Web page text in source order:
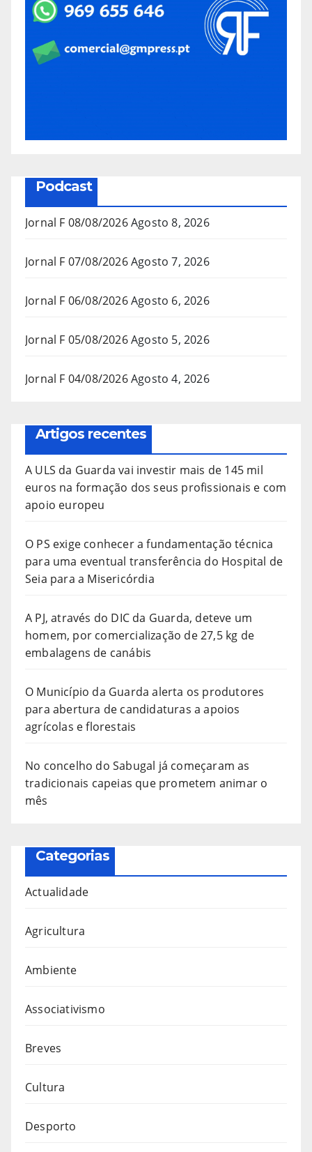
Podcast
Jornal F 08/08/2026Agosto 8, 2026
Jornal F 07/08/2026Agosto 7, 2026
Jornal F 06/08/2026Agosto 6, 2026
Jornal F 05/08/2026Agosto 5, 2026
Jornal F 04/08/2026Agosto 4, 2026
Artigos recentes
A ULS da Guarda vai investir mais de 145 mil
euros na formação dos seus profissionais e com
apoio europeu
O PS exige conhecer a fundamentação técnica
para uma eventual transferência do Hospital de
Seia para a Misericórdia
A PJ, através do DIC da Guarda, deteve um
homem, por comercialização de 27,5 kg de
embalagens de canábis
O Município da Guarda alerta os produtores
para abertura de candidaturas a apoios
agrícolas e florestais
No concelho do Sabugal já começaram as
tradicionais capeias que prometem animar o
mês
Categorias
Actualidade
Agricultura
Ambiente
Associativismo
Breves
Cultura
Desporto